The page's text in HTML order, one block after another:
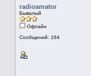
radioamator
Бывалый
Офлайн
Сообщений: 164